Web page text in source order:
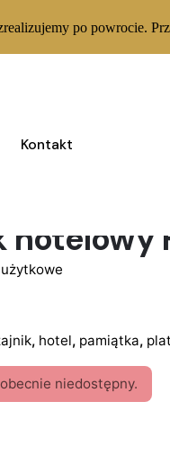
Kontakt
hotelowy
, hotel, pamiątka,
niedostępny.
po powrocie.